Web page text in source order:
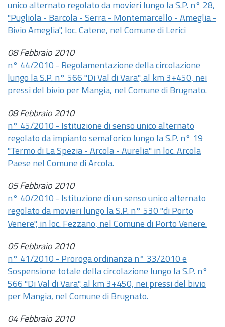
unico alternato regolato da movieri lungo la S.P. n° 28,
"Pugliola - Barcola - Serra - Montemarcello - Ameglia -
Bivio Ameglia", loc. Catene, nel Comune di Lerici
08 Febbraio 2010
n° 44/2010 - Regolamentazione della circolazione
lungo la S.P. n° 566 "Di Val di Vara", al km 3+450, nei
pressi del bivio per Mangia, nel Comune di Brugnato.
08 Febbraio 2010
n° 45/2010 - Istituzione di senso unico alternato
regolato da impianto semaforico lungo la S.P. n° 19
"Termo di La Spezia - Arcola - Aurelia" in loc. Arcola
Paese nel Comune di Arcola.
05 Febbraio 2010
n° 40/2010 - Istituzione di un senso unico alternato
regolato da movieri lungo la S.P. n° 530 "di Porto
Venere", in loc. Fezzano, nel Comune di Porto Venere.
05 Febbraio 2010
n° 41/2010 - Proroga ordinanza n° 33/2010 e
Sospensione totale della circolazione lungo la S.P. n°
566 "Di Val di Vara", al km 3+450, nei pressi del bivio
per Mangia, nel Comune di Brugnato.
04 Febbraio 2010